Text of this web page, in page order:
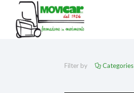
Filter by Categories